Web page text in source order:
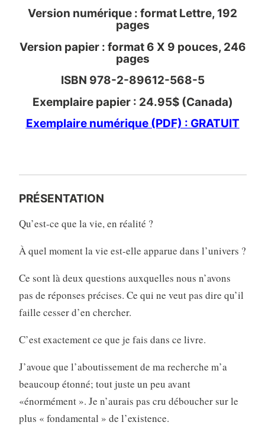
Version numérique : format Lettre, 192
pages
Version papier : format 6 X 9 pouces, 246
pages
ISBN 978-2-89612-568-5
Exemplaire papier : 24.95$ (Canada)
Exemplaire numérique (PDF) : GRATUIT
PRÉSENTATION
Qu’est-ce que la vie, en réalité ?
À quel moment la vie est-elle apparue dans l’univers ?
Ce sont là deux questions auxquelles nous n’avons
pas de réponses précises. Ce qui ne veut pas dire qu’il
faille cesser d’en chercher.
C’est exactement ce que je fais dans ce livre.
J’avoue que l’aboutissement de ma recherche m’a
beaucoup étonné; tout juste un peu avant
«énormément ». Je n’aurais pas cru déboucher sur le
plus « fondamental » de l’existence.